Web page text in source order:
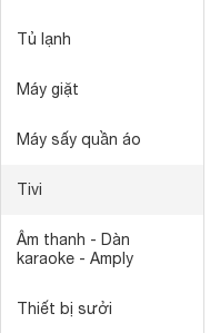
Tủ lạnh
Máy giặt
Máy sấy quần áo
Tivi
Âm thanh - Dàn
karaoke - Amply
Thiết bị sưởi